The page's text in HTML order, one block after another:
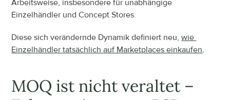
Arbeitsweise, insbesondere für unabhängige
Einzelhändler und Concept Stores.
Diese sich verändernde Dynamik definiert neu, wie
Einzelhändler tatsächlich auf Marketplaces einkaufen.
MOQ ist nicht veraltet –